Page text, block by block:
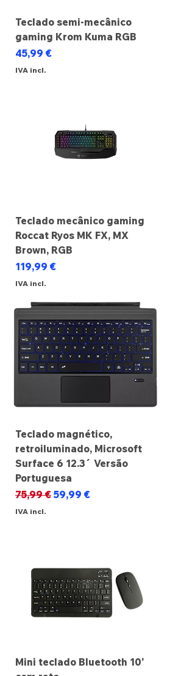
Teclado semi-mecânico
gaming Krom Kuma RGB
Preço
45,99 €
IVA incl.
Teclado mecânico gaming
Roccat Ryos MK FX, MX
Brown, RGB
Preço
119,99 €
IVA incl.
Teclado magnético,
retroiluminado, Microsoft
Surface 6 12.3´ Versão
Portuguesa
Preço normal
75,99 € Preço promocional
59,99 €
IVA incl.
Mini teclado Bluetooth 10'